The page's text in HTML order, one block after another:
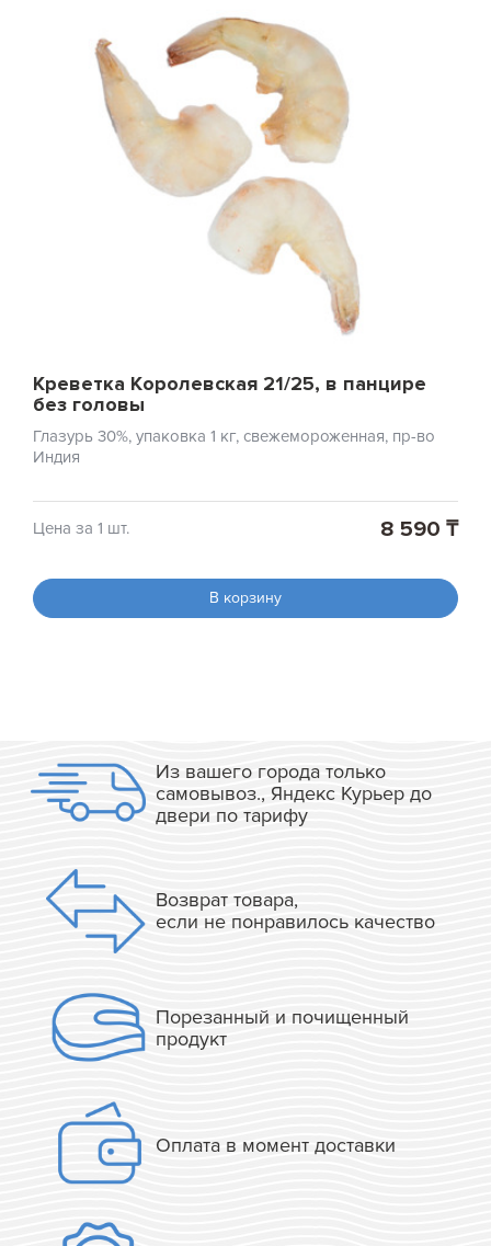
Креветка Королевская 21/25, в панцире
без головы
Глазурь 30%, упаковка 1 кг, свежемороженная, пр-во
Индия
Цена за 1 шт. 8 590 ₸
В корзину
Из вашего города только
самовывоз., Яндекс Курьер до
двери по тарифу
Возврат товара,
если не понравилось качество
Порезанный и почищенный
продукт
Оплата в момент доставки